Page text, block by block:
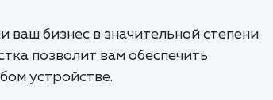
ваш бизнес в значительной степени
позволит вам обеспечить
устройстве.